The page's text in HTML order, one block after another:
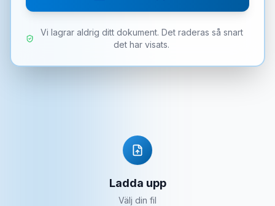
Vi lagrar aldrig ditt dokument. Det raderas så snart
det har visats.
Ladda upp
Välj din fil